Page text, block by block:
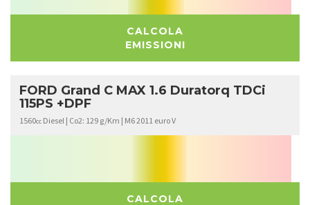
CALCOLA
EMISSIONI
FORD Grand C MAX 1.6 Duratorq TDCi
115PS +DPF
1560cc Diesel | Co2: 129 g/Km | M6 2011 euro V
CALCOLA